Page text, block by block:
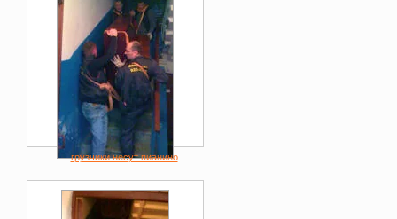
грузчики несут пианино